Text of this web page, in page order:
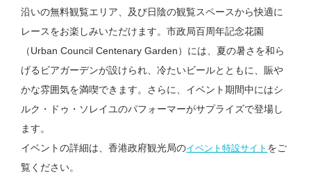
沿いの無料観覧エリア、及び日陰の観覧スペースから快適に
レースをお楽しみいただけます。市政局百周年記念花園
（Urban Council Centenary Garden）には、夏の暑さを和ら
げるビアガーデンが設けられ、冷たいビールとともに、賑や
かな雰囲気を満喫できます。さらに、イベント期間中にはシ
ルク・ドゥ・ソレイユのパフォーマーがサプライズで登場し
ます。
イベントの詳細は、香港政府観光局のイベント特設サイト をご
覧ください。